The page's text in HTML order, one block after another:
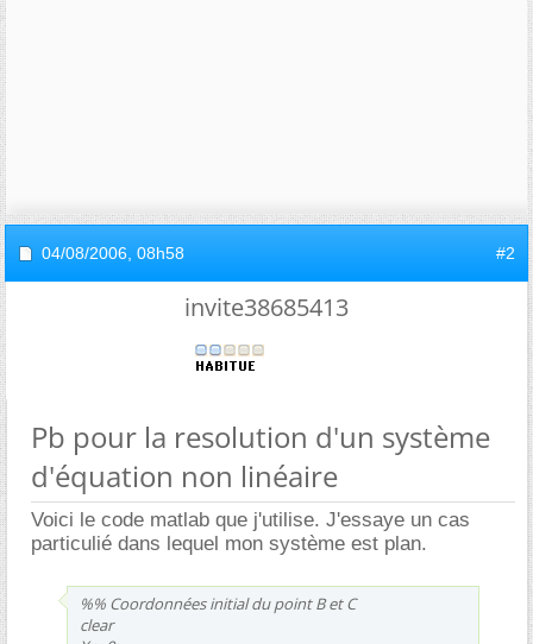
04/08/2006, 08h58 #2
invite38685413
Pb pour la resolution d'un système
d'équation non linéaire
Voici le code matlab que j'utilise. J'essaye un cas
particulié dans lequel mon système est plan.
%% Coordonnées initial du point B et C
clear